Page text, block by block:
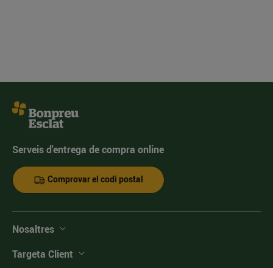
Serveis d'entrega de compra online
Comprovar el codi postal
Nosaltres
Targeta Client